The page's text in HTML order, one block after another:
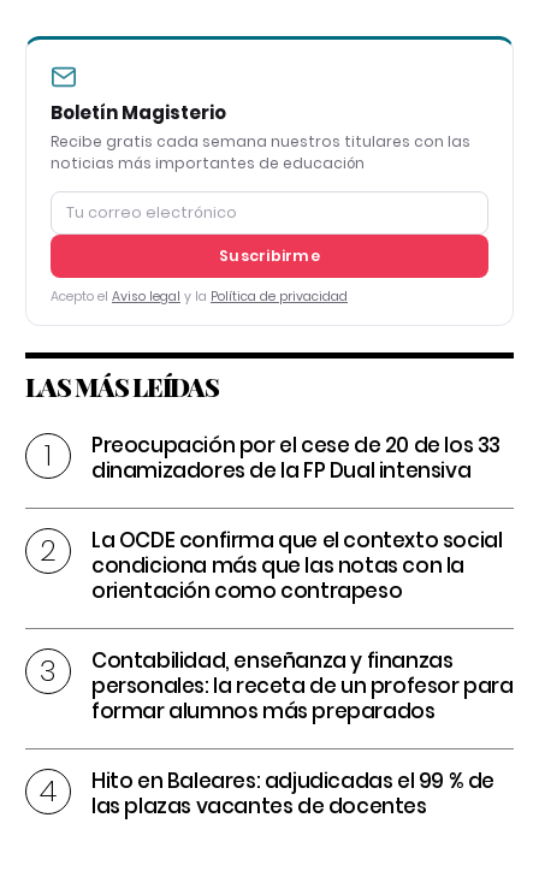
Boletín Magisterio
Recibe gratis cada semana nuestros titulares con las
noticias más importantes de educación
Suscribirme
Acepto el Aviso legal y la Política de privacidad
LAS MÁS LEÍDAS
Preocupación por el cese de 20 de los 33
dinamizadores de la FP Dual intensiva
La OCDE confirma que el contexto social
condiciona más que las notas con la
orientación como contrapeso
Contabilidad, enseñanza y finanzas
personales: la receta de un profesor para
formar alumnos más preparados
Hito en Baleares: adjudicadas el 99 % de
las plazas vacantes de docentes